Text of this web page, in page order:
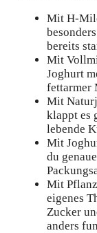
Mit H-
bereits
Mit
Joghurt
fettarmer
Mit
klappt es
lebende
Mit
du
Mit
eigenes
Zucker
anders